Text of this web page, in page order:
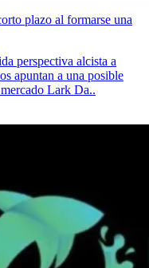
plazo al formarse una
perspectiva alcista a
apuntan a una posible
Lark Da..